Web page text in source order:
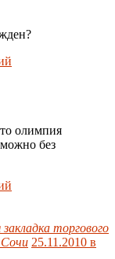
олимпия
можно без
торгового
25.11.2010 в